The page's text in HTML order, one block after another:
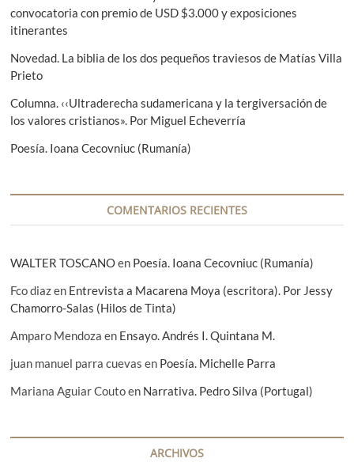
e
n
t
r
a
a
s
n
e
convocatoria con premio de USD $3.000 y exposiciones
itinerantes
Novedad. La biblia de los dos pequeños traviesos de Matías Villa
Prieto
Columna. ‹‹Ultraderecha sudamericana y la tergiversación de
los valores cristianos». Por Miguel Echeverría
Poesía. Ioana Cecovniuc (Rumanía)
COMENTARIOS RECIENTES
WALTER TOSCANOen Poesía. Ioana Cecovniuc (Rumanía)
Fco diazen Entrevista a Macarena Moya (escritora). Por Jessy
Chamorro-Salas (Hilos de Tinta)
Amparo Mendoza en Ensayo. Andrés I. Quintana M.
juan manuel parra cuevas en Poesía. Michelle Parra
Mariana Aguiar Coutoen Narrativa. Pedro Silva (Portugal)
ARCHIVOS